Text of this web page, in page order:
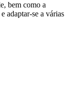
bem como a
adaptar-se a várias